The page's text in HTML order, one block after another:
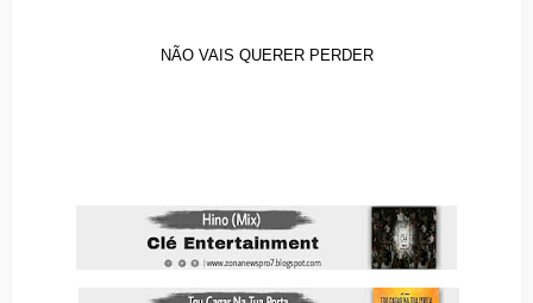
NÃO VAIS QUERER PERDER